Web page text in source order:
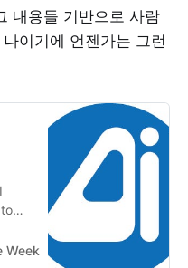
내용들 기반으로 사람
이기에 언젠가는 그런
Week